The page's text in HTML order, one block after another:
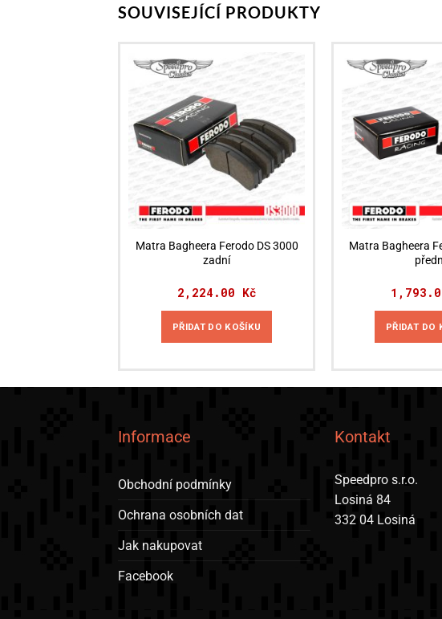
SOUVISEJÍCÍ PRODUKTY
Matra Bagheera Ferodo DS 3000
zadní
2,224.00 Kč
PŘIDAT DO KOŠÍKU
Matra Bagheera
PŘIDAT DO
Informace
Obchodní podmínky
Ochrana osobních dat
Jak nakupovat
Facebook
Kontakt
Speedpro s.r.o.
Losiná 84
332 04 Losiná